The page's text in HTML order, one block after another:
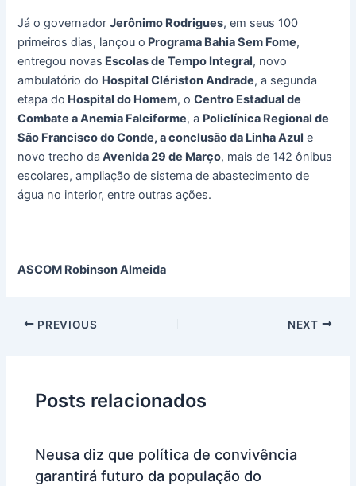
Já o governadorJerônimo Rodrigues, em seus 100
primeiros dias, lançou o Programa Bahia Sem Fome,
entregou novas Escolas de Tempo Integral, novo
ambulatório do Hospital Clériston Andrade, a segunda
etapa do Hospital do Homem, oCentro Estadual de
Combate a Anemia Falciforme, a Policlínica Regional de
São Francisco do Conde, a conclusão da Linha Azul e
novo trecho da Avenida 29 de Março, mais de 142 ônibus
escolares, ampliação de sistema de abastecimento de
água no interior, entre outras ações.
ASCOM Robinson Almeida
PREVIOUS NEXT
Posts relacionados
Neusa diz que política de convivência
garantirá futuro da população do